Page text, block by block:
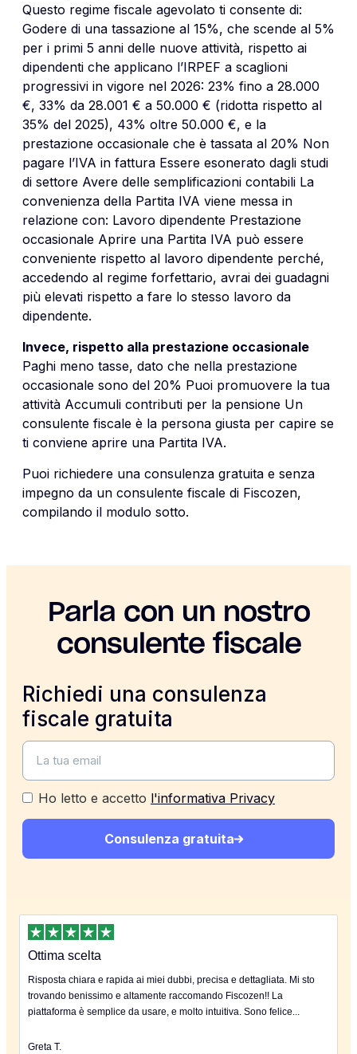
Questo regime fiscale agevolato ti consente di:
Godere di una tassazione al 15%, che scende al 5%
per i primi 5 anni delle nuove attività, rispetto ai
dipendenti che applicano l’IRPEF a scaglioni
progressivi in vigore nel 2026: 23% fino a 28.000
€, 33% da 28.001 € a 50.000 € (ridotta rispetto al
35% del 2025), 43% oltre 50.000 €, e la
prestazione occasionale che è tassata al 20% Non
pagare l’IVA in fattura Essere esonerato dagli studi
di settore Avere delle semplificazioni contabili La
convenienza della Partita IVA viene messa in
relazione con: Lavoro dipendente Prestazione
occasionale Aprire una Partita IVA può essere
conveniente rispetto al lavoro dipendente perché,
accedendo al regime forfettario, avrai dei guadagni
più elevati rispetto a fare lo stesso lavoro da
dipendente.
Invece, rispetto alla prestazione occasionale
Paghi meno tasse, dato che nella prestazione
occasionale sono del 20% Puoi promuovere la tua
attività Accumuli contributi per la pensione Un
consulente fiscale è la persona giusta per capire se
ti conviene aprire una Partita IVA.
Puoi richiedere una consulenza gratuita e senza
impegno da un consulente fiscale di Fiscozen,
compilando il modulo sotto.
Parla con un nostro
consulente fiscale
Richiedi una consulenza
fiscale gratuita
Ho letto e accetto l'informativa Privacy
Consulenza gratuita
Ottima scelta
Risposta chiara e rapida ai miei dubbi, precisa e dettagliata. Mi sto
trovando benissimo e altamente raccomando Fiscozen!! La
piattaforma è semplice da usare, e molto intuitiva. Sono felice...
Greta T.